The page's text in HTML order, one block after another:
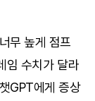
무 높게 점프
임 수치가 달라
GPT에게 증상